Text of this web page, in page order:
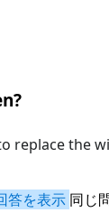
replace the
答を表示 同じ